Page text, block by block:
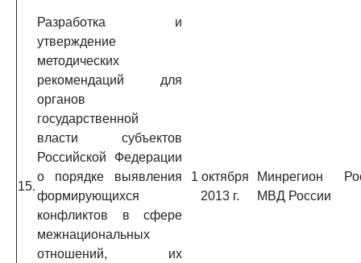
15.
Разработка и
утверждение
методических
рекомендаций для
органов
государственной
власти субъектов
Российской Федерации
о порядке выявления
формирующихся
конфликтов в сфере
межнациональных
отношений, их
1 октября
2013 г.
Минрегион
МВД России